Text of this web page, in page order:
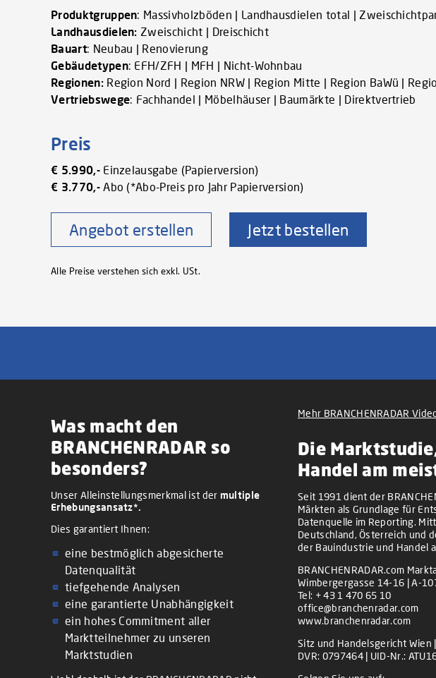
Produktgruppen: Massivholzböden | Landhausdielen total |
Landhausdielen: Zweischicht | Dreischicht
Bauart: Neubau | Renovierung
Gebäudetypen: EFH/ZFH | MFH | Nicht-Wohnbau
Regionen:Region Nord | Region NRW | Region Mitte | Region BaWü |
Vertriebswege: Fachhandel | Möbelhäuser | Baumärkte | Direktvertrieb
Preis
€ 5.990,-Einzelausgabe (Papierversion)
€ 3.770,-Abo (*Abo-Preis pro Jahr Papierversion)
Angebot erstellen Jetzt bestellen
Alle Preise verstehen sich exkl. USt.
Was macht den
BRANCHENRADAR so
besonders?
Unser Alleinstellungsmerkmal ist der multiple
Erhebungsansatz*.
Dies garantiert Ihnen:
eine bestmöglich abgesicherte
Datenqualität
tiefgehende Analysen
eine garantierte Unabhängigkeit
ein hohes Commitment aller
Marktteilnehmer zu unseren
Marktstudien
Mehr BRANCHENRADAR
Die
Handel am
Seit 1991 dient der
Märkten als Grundlage für
Datenquelle im Reporting.
Deutschland, Österreich und
der Bauindustrie und Handel
BRANCHENRADAR.com
Wimbergergasse 14-16 | A-
Tel: + 43 1 470 65 10
office@branchenradar.com
www.branchenradar.com
Sitz und Handelsgericht Wien
DVR: 0797464 | UID-Nr.: